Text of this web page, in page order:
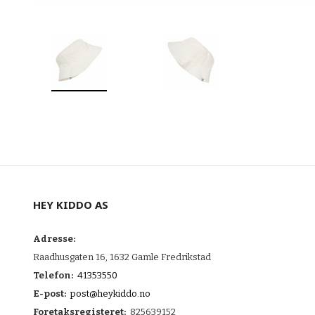
HEY KIDDO AS
Adresse:
Raadhusgaten 16, 1632 Gamle Fredrikstad
Telefon: 41353550
E-post: post@heykiddo.no
Foretaksregisteret: 825639152